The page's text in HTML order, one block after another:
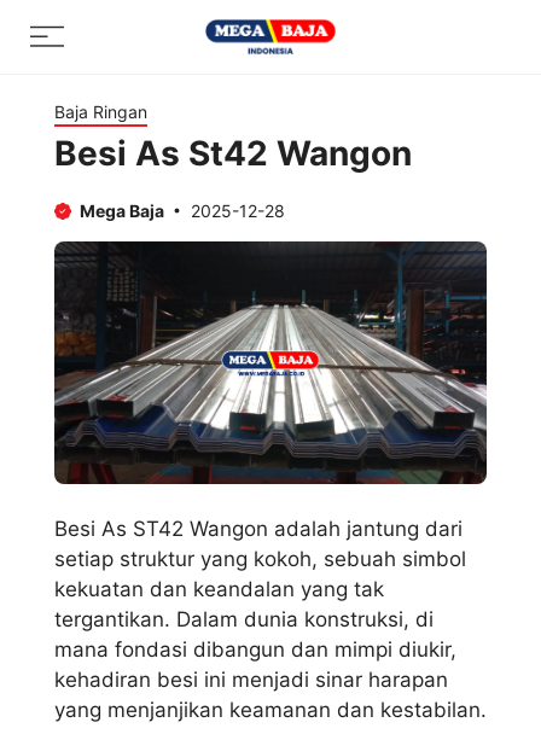
Menu
Baja Ringan
Besi As St42 Wangon
Mega Baja 2025-12-28
Besi As ST42 Wangon adalah jantung dari
setiap struktur yang kokoh, sebuah simbol
kekuatan dan keandalan yang tak
tergantikan. Dalam dunia konstruksi, di
mana fondasi dibangun dan mimpi diukir,
kehadiran besi ini menjadi sinar harapan
yang menjanjikan keamanan dan kestabilan.